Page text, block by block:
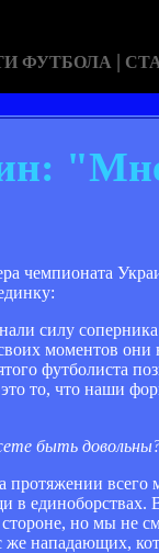
ФУТБОЛА |
чемпионата
силу
моментов
футболиста
то, что наши
быть
всего
в
но мы не
нападающих,